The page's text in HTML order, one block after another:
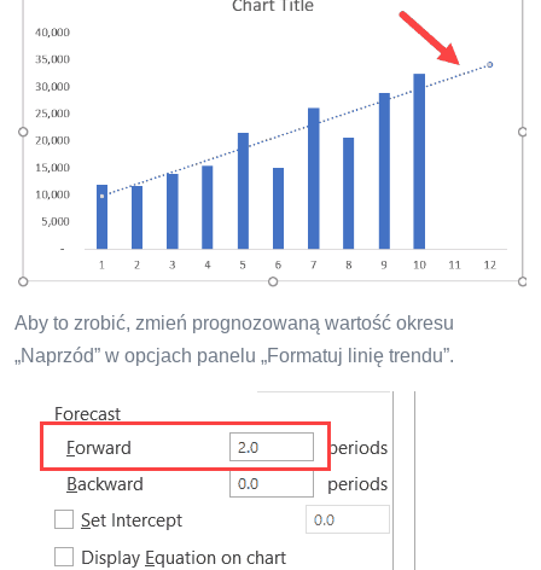
Aby to zrobić, zmień prognozowaną wartość okresu
„Naprzód” w opcjach panelu „Formatuj linię trendu”.